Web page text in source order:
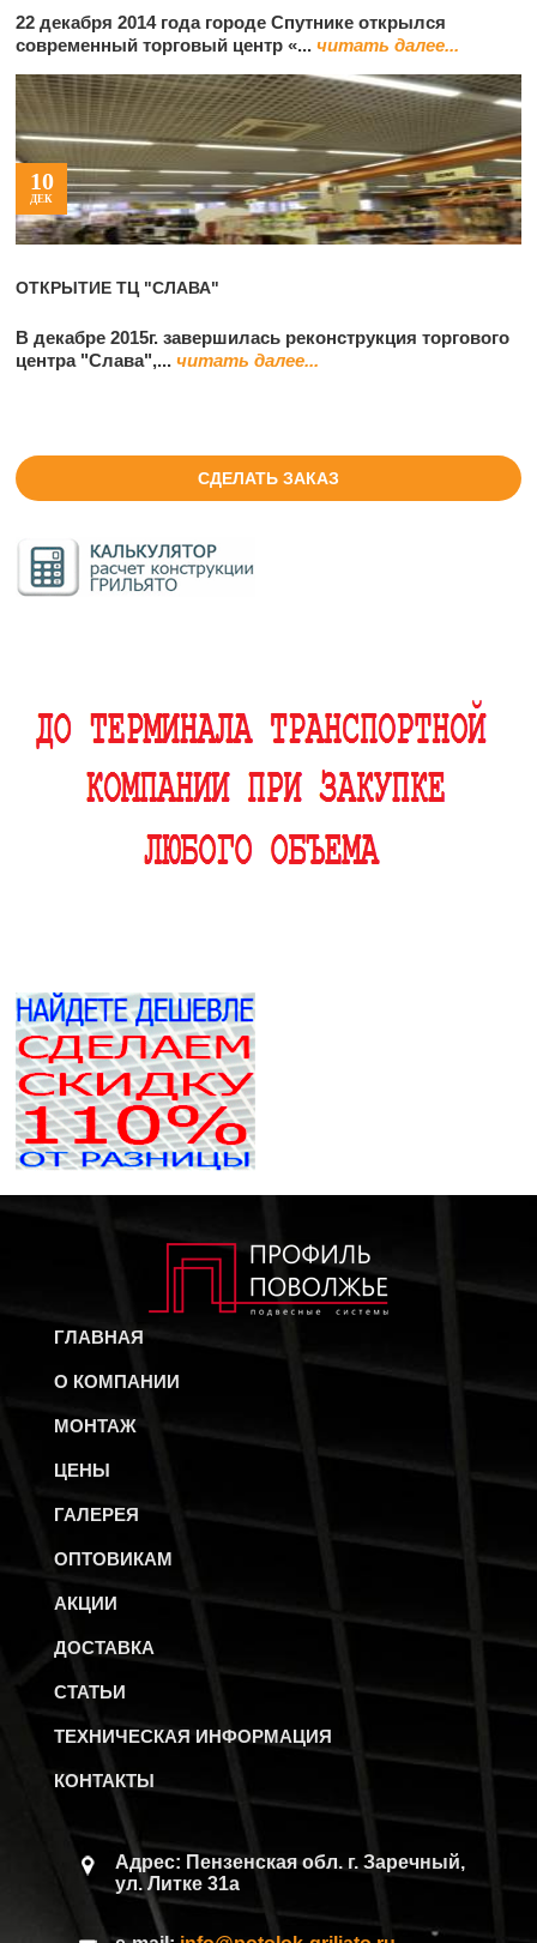
22 декабря 2014 года городе Спутнике открылся
современный торговый центр «...читать далее...
10
ДЕК
ОТКРЫТИЕ ТЦ "СЛАВА"
В декабре 2015г. завершилась реконструкция торгового
центра "Слава",...читать далее...
СДЕЛАТЬ ЗАКАЗ
ГЛАВНАЯ
О КОМПАНИИ
МОНТАЖ
ЦЕНЫ
ГАЛЕРЕЯ
ОПТОВИКАМ
АКЦИИ
ДОСТАВКА
СТАТЬИ
ТЕХНИЧЕСКАЯ ИНФОРМАЦИЯ
КОНТАКТЫ
Адрес: Пензенская обл. г. Заречный,
ул. Литке 31а